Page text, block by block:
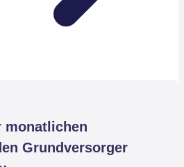
monatlichen
Grundversorger